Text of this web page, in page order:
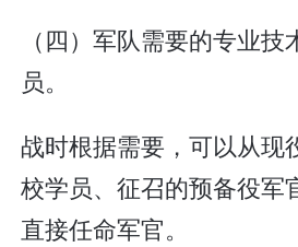
（四）军队需要的专业技
员。
战时根据需要，可以从现
校学员、征召的预备役军
直接任命军官。